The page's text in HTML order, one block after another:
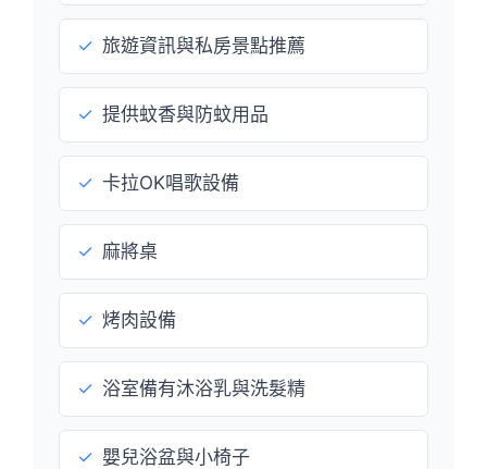
✓ 旅遊資訊與私房景點推薦
✓ 提供蚊香與防蚊用品
✓ 卡拉OK唱歌設備
✓ 麻將桌
✓ 烤肉設備
✓ 浴室備有沐浴乳與洗髮精
✓ 嬰兒浴盆與小椅子